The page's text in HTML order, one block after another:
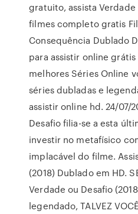
gratuito, assista
filmes completo gratis
Consequência Dublado
para assistir online grátis
melhores Séries Online
séries dubladas e
assistir online hd. 24/07/
Desafio filia-se a esta
investir no metafísico
implacável do filme.
(2018) Dublado em HD.
Verdade ou Desafio
legendado, TALVEZ